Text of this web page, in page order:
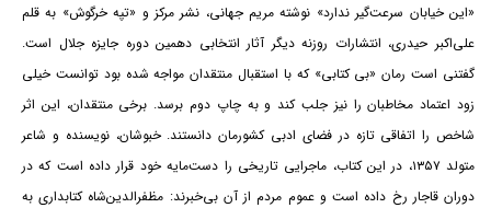
«این خیابان سرعت‌گیر ندارد» نوشته مریم جهانی، نشر مرکز و «تپه خرگوش» به قلم
علی‌اکبر حیدری، انتشارات روزنه دیگر آثار انتخابی دهمین دوره جایزه جلال است.
گفتنی است رمان «بی کتابی» که با استقبال منتقدان مواجه شده بود توانست خیلی
زود اعتماد مخاطبان را نیز جلب کند و به چاپ دوم برسد. برخی منتقدان، این اثر
شاخص را اتفاقی تازه در فضای ادبی کشورمان دانستند. خبوشان، نویسنده و شاعر
متولد ۱۳۵۷، در این کتاب، ماجرایی تاریخی را دست‌‌مایه خود قرار داده است که در
دوران قاجار رخ داده است و عموم مردم از آن بی‌خبرند: مظفرالدین‌شاه کتابداری به